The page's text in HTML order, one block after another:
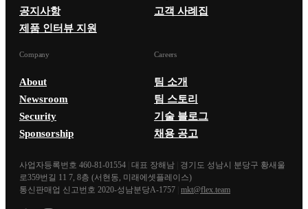
공지사항
제품 인터뷰 지원
고객 사례집
Company
About
Newsroom
Security
Sponsorship
Careers
팀 소개
팀 스토리
기술 블로그
채용 공고
사업자등록번호 460-81-01554 대표 장해남
경기도 성남시 분당구 황새울
로359번길 11 7, 8층 (서현동, 미래에셋플레이스)
통신판매업 신고번호 2020-성남분당A-1757 mkt@flex.team